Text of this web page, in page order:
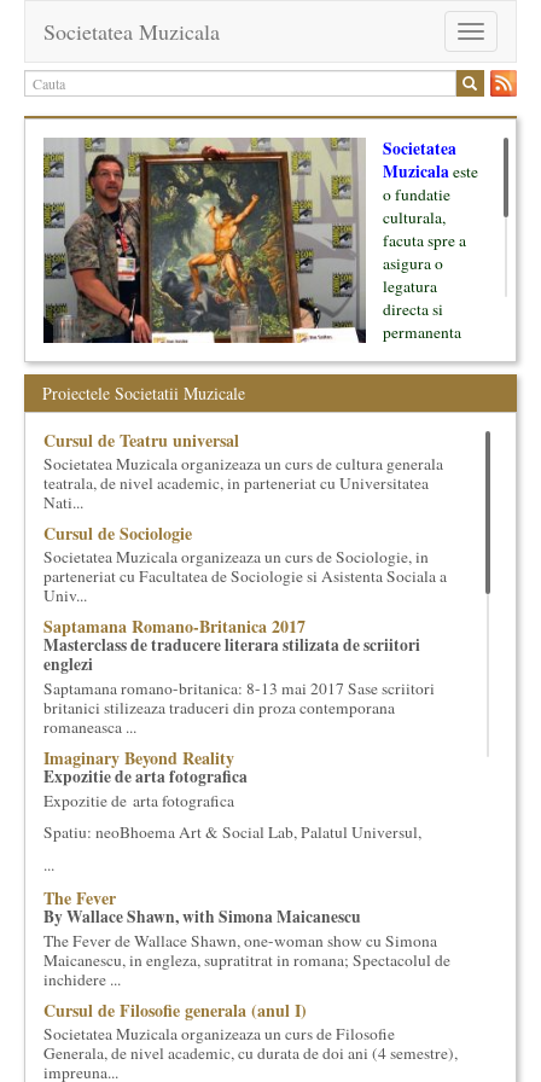
Toggle
navigation
Societatea Muzicala
Societatea
Muzicalaeste
o fundatie
culturala,
facuta spre a
asigura o
legatura
directa si
permanenta
oamenii ei, pe
inceput cu muzica clasica - si de aici numele -, insa acum
dezvoltam proiecte si in alte domenii ale culturii.
Facem management cultural, dezvoltam si administram proiecte
proprii sau preluate, modele si sisteme de finantare, marketing
cultural si consultanta. Organizam concursuri, concerte si
evenimente culturale, private sau publice, tinem cursuri de
cultura generala muzicala, teatrala, filosofica si de alte feluri.
Cuvinte in plus despre proiect, despre cei care il administreaza si
cei care il finantateaza sunt in rubricile de mai jos.
Proiectele Societatii Muzicale
Cursul de Teatru universal
Societatea Muzicala organizeaza un curs de cultura generala
teatrala, de nivel academic, in parteneriat cu Universitatea
Nati...
Cursul de Sociologie
Societatea Muzicala organizeaza un curs de Sociologie, in
parteneriat cu Facultatea de Sociologie si Asistenta Sociala a
Univ...
Saptamana Romano-Britanica 2017
Masterclass de traducere literara stilizata de scriitori
englezi
Saptamana romano-britanica: 8-13 mai 2017 Sase scriitori
britanici stilizeaza traduceri din proza contemporana
romaneasca ...
Imaginary Beyond Reality
Expozitie de arta fotografica
Expozitie de arta fotografica
Spatiu: neoBhoema Art & Social Lab, Palatul Universul,
...
The Fever
By Wallace Shawn, with Simona Maicanescu
The Fever de Wallace Shawn, one-woman show cu Simona
Maicanescu, in engleza, supratitrat in romana; Spectacolul de
inchidere ...
Cursul de Filosofie generala (anul I)
Societatea Muzicala organizeaza un curs de Filosofie
Generala, de nivel academic, cu durata de doi ani (4 semestre),
impreuna...